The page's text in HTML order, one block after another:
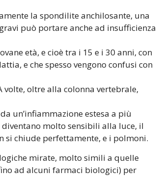
la spondilite anchilosante, una
può portare anche ad insufficienza
età, e cioè tra i 15 e i 30 anni, con
e che spesso vengono confusi con
volte, oltre alla colonna vertebrale,
un’infiammazione estesa a più
diventano molto sensibili alla luce, il
si chiude perfettamente, e i polmoni.
mirate, molto simili a quelle
ad alcuni farmaci biologici) per